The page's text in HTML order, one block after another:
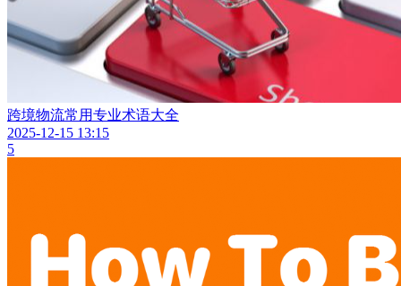
跨境物流常用专业术语大全
2025-12-15 13:15
5